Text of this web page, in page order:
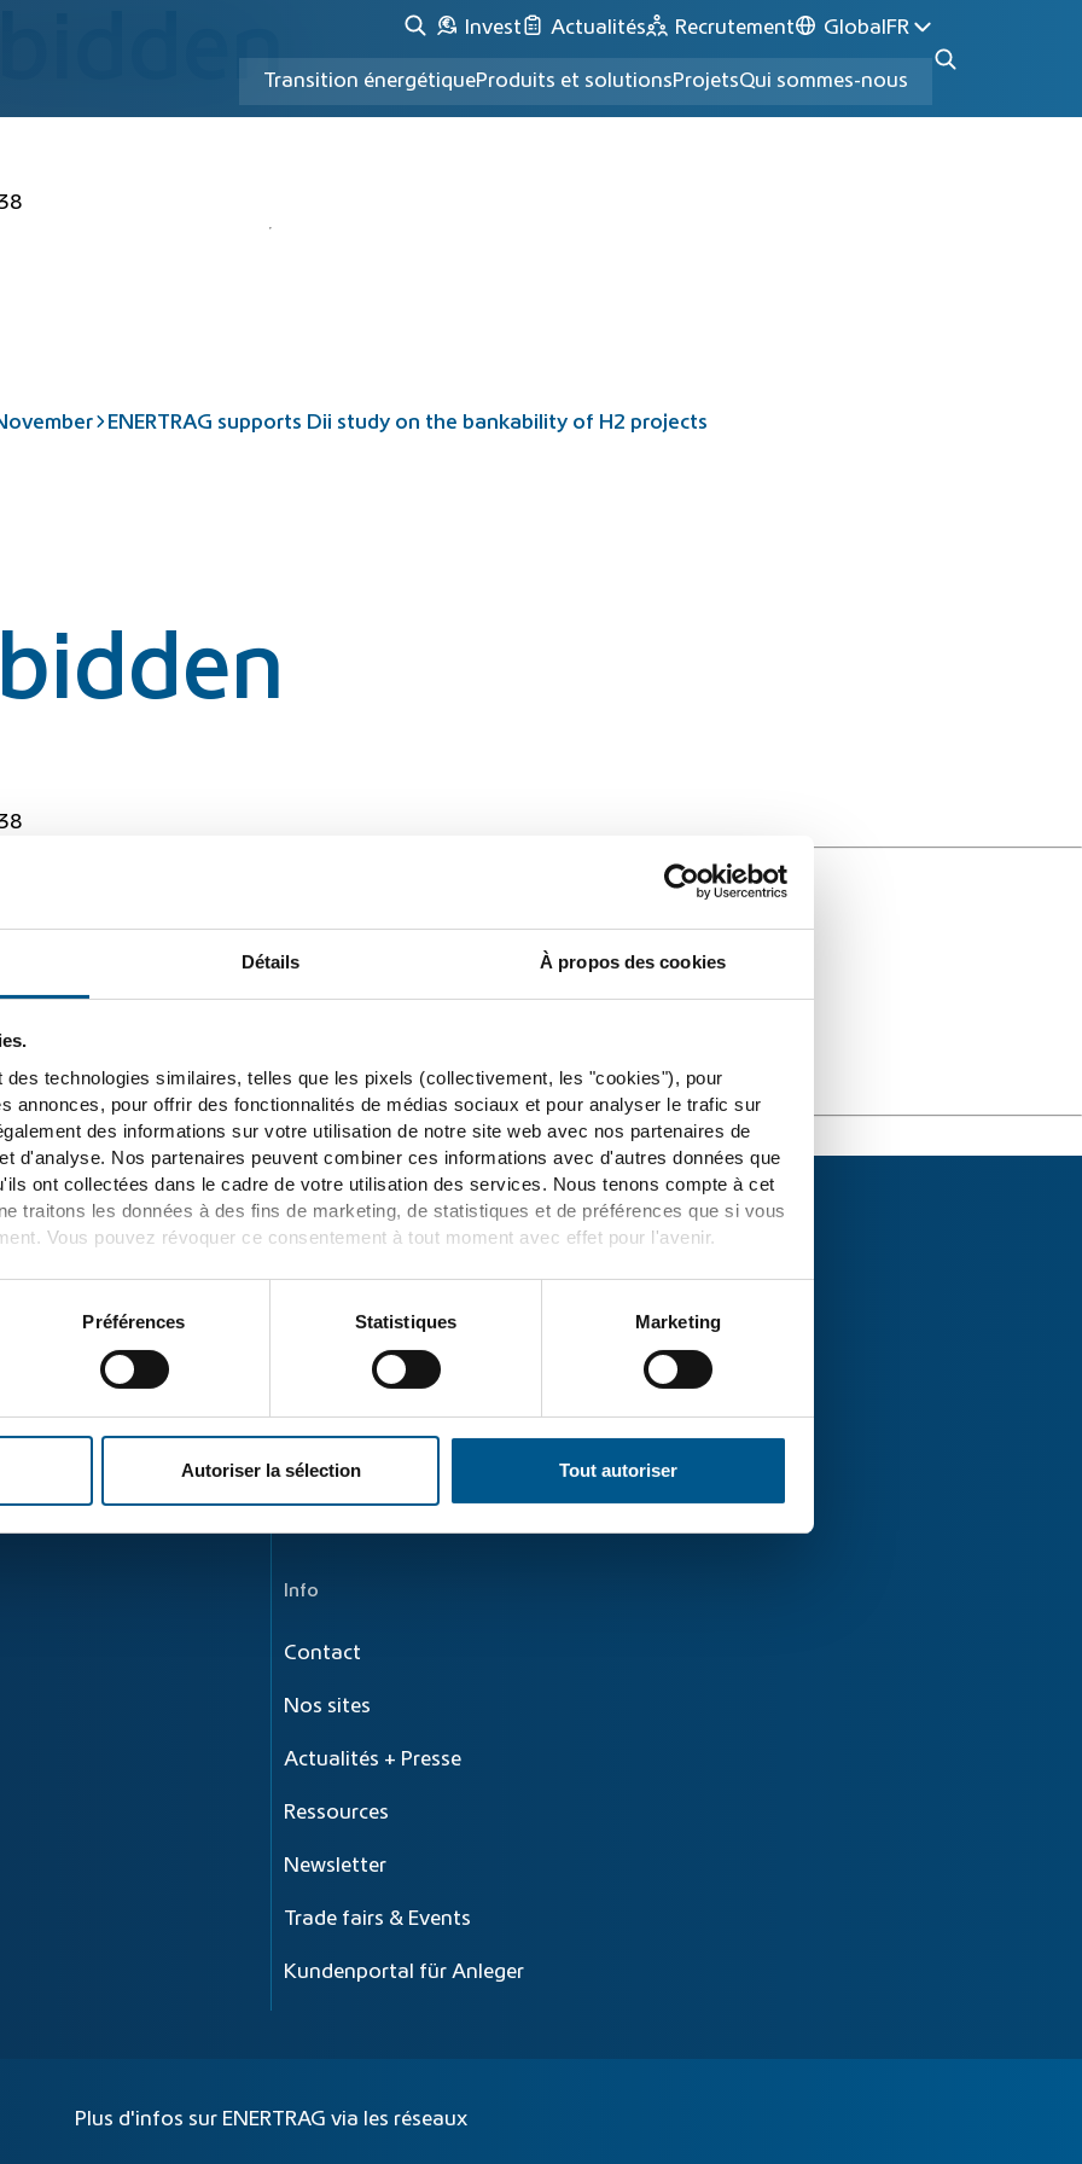
Détails À propos des cookies
technologies similaires, telles que les pixels (collectivement, les "cookies"), pour
annonces, pour offrir des fonctionnalités de médias sociaux et pour analyser le trafic sur
des informations sur votre utilisation de notre site web avec nos partenaires de
d'analyse. Nos partenaires peuvent combiner ces informations avec d'autres données que
ont collectées dans le cadre de votre utilisation des services. Nous tenons compte à cet
traitons les données à des fins de marketing, de statistiques et de préférences que si vous
Vous pouvez révoquer ce consentement à tout moment avec effet pour l'avenir.
protection des données
Préférences Statistiques Marketing
Autoriser la sélection Tout autoriser
Invest Actualités Recrutement Global FR
Transition énergétiqueProduits et solutionsProjetsQui sommes-nous
ENERTRAG supports Dii study on the bankability of H2 projects
Transition énergétique
Principe
Parcours de l’énergie
Développement de produit
Centrale hybride d’ENERTRAG dans l’Uckermark
Info
Contact
Nos sites
Actualités + Presse
Ressources
Newsletter
Trade fairs & Events
Kundenportal für Anleger
Plus d'infos sur ENERTRAG via les réseaux